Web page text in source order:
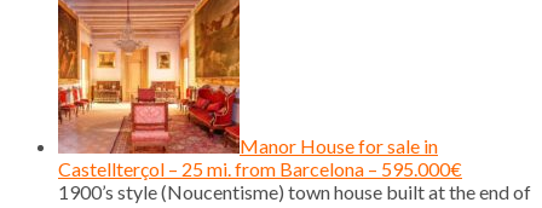
Manor House for sale in
Castellterçol – 25 mi. from Barcelona – 595.000€
1900’s style (Noucentisme) town house built at the end of